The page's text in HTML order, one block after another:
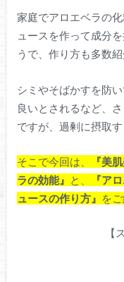
家庭でアロエベラの
ュースを作って成分
うで、作り方も多数
シミやそばかすを防
良いとされるなど、
ですが、過剰に摂取
そこで今回は、
『美
ラの効能』 と、 『ア
ュースの作り方』 を
【